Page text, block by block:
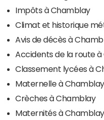
Impôts à Chamblay
Climat et historique
Avis de décès à
Accidents de la route
Classement lycées à
Maternelle à Chamblay
Crèches à Chamblay
Maternités à Chamblay